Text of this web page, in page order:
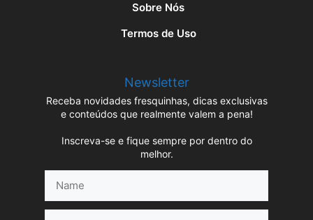
Sobre Nós
Termos de Uso
Newsletter
Receba novidades fresquinhas, dicas exclusivas
e conteúdos que realmente valem a pena!
Inscreva-se e fique sempre por dentro do
melhor.